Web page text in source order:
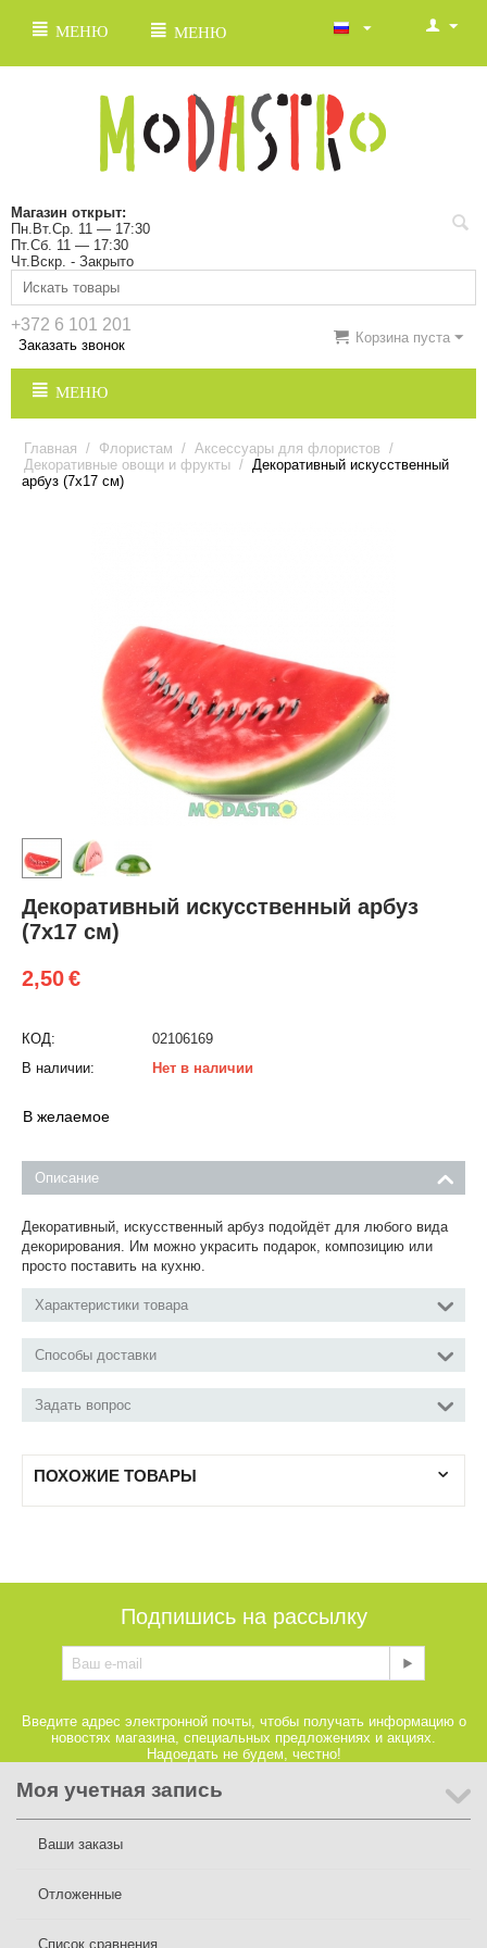
МЕНЮ МЕНЮ
Магазин открыт:
Пн.Вт.Ср. 11 — 17:30
Пт.Сб. 11 — 17:30
Чт.Вскр. - Закрыто
+372 6 101 201
Заказать звонок Корзина пуста
МЕНЮ
Главная / Флористам / Аксессуары для флористов /
Декоративные овощи и фрукты / Декоративный искусственный
арбуз (7x17 см)
Декоративный искусственный арбуз
(7x17 см)
2,50€
КОД:
02106169
В наличии:
Нет в наличии
В желаемое
Описание
Декоративный, искусственный арбуз подойдёт для любого вида
декорирования. Им можно украсить подарок, композицию или
просто поставить на кухню.
Характеристики товара
Способы доставки
Задать вопрос
ПОХОЖИЕ ТОВАРЫ
Подпишись на рассылку
Введите адрес электронной почты, чтобы получать информацию о
новостях магазина, специальных предложениях и акциях.
Надоедать не будем, честно!
Моя учетная запись
Ваши заказы
Отложенные
Список сравнения